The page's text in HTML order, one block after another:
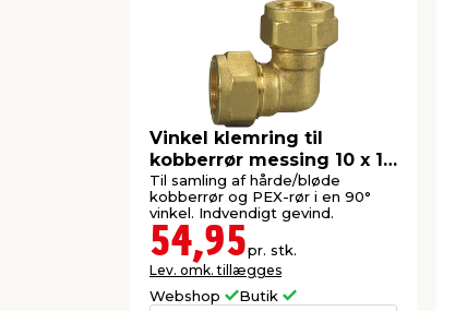
Vinkel klemring til
kobberrør messing 10 x 10
mm
Til samling af hårde/bløde
kobberrør og PEX-rør i en 90°
vinkel. Indvendigt gevind.
54,95pr. stk.
Lev. omk. tillægges
Webshop Butik